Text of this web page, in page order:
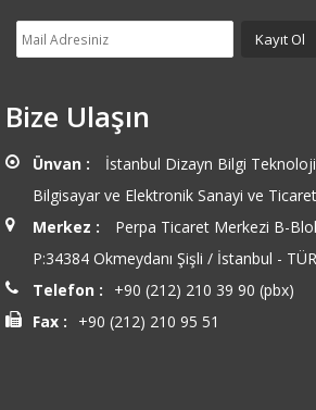
Bize Ulaşın
Ünvan :
İstanbul Dizayn Bilgi
Bilgisayar ve Elektronik Sanayi ve
Merkez :
Perpa Ticaret Merkezi B-
P:34384 Okmeydanı Şişli / İstanbul -
Telefon :
+90 (212) 210 39 90 (pbx)
Fax :
+90 (212) 210 95 51